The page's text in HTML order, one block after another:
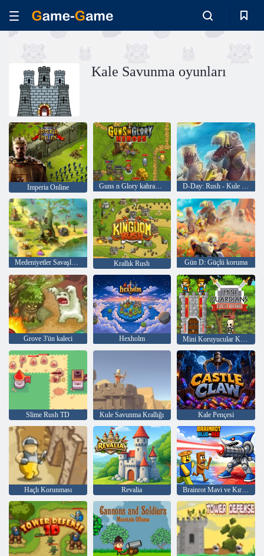
Kale Savunma oyunları
Imperia Online Guns n Glory kahramanları D-Day: Rush - Kule Savunma
Medeniyetler Savaşları: Master Edition Krallık Rush Gün D: Güçlü koruma
Grove 3'ün kaleci Hexholm Mini Koruyucular Kale Savunma
Slime Rush TD Kule Savunma Krallığı Kale Pençesi
Haçlı Korunması Revalia Brainrot Mavi ve Kırmızı